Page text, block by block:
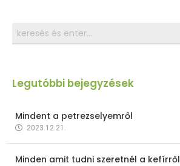
Legutóbbi bejegyzések
Mindent a petrezselyemről
2023.12.21.
Minden amit tudni szeretnél a kefírről